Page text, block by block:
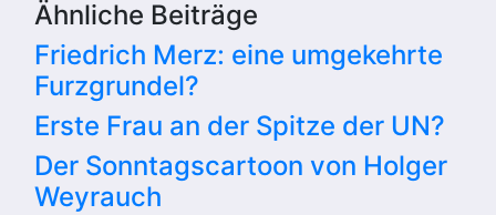
Ähnliche Beiträge
Friedrich Merz: eine umgekehrte
Furzgrundel?
Erste Frau an der Spitze der UN?
Der Sonntagscartoon von Holger
Weyrauch